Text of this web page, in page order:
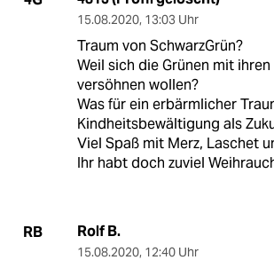
15.08.2020, 13:03 Uhr
Traum von SchwarzGrün?
Weil sich die Grünen mit
versöhnen wollen?
Was für ein erbärmlicher
Kindheitsbewältigung als
Viel Spaß mit Merz, Laschet
Ihr habt doch zuviel
RB Rolf B.
15.08.2020, 12:40 Uhr